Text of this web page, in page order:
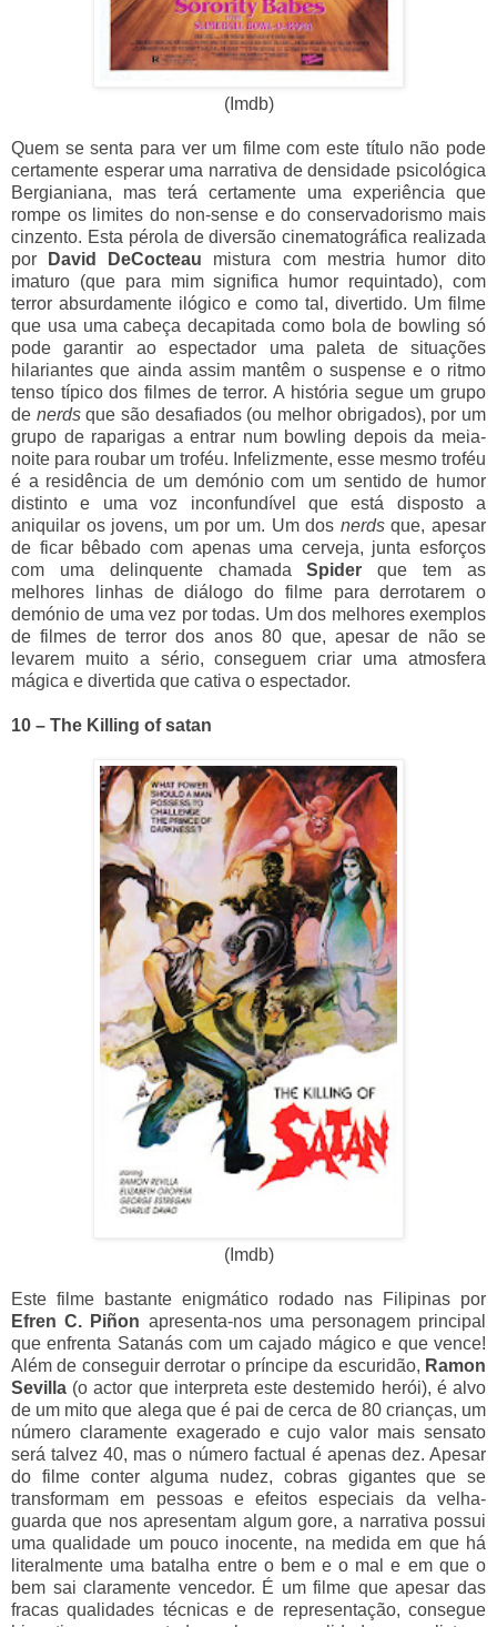
(Imdb)
Quem se senta para ver um filme com este título não pode
certamente esperar uma narrativa de densidade psicológica
Bergianiana, mas terá certamente uma experiência que
rompe os limites do non-sense e do conservadorismo mais
cinzento. Esta pérola de diversão cinematográfica realizada
por
David DeCocteau mistura com mestria humor dito
imaturo (que para mim significa humor requintado), com
terror absurdamente ilógico e como tal, divertido. Um filme
que usa uma cabeça decapitada como bola de bowling só
pode garantir ao espectador uma paleta de situações
hilariantes que ainda assim mantêm o suspense e o ritmo
tenso típico dos filmes de terror. A história segue um grupo
de nerdsque são desafiados (ou melhor obrigados), por um
grupo de raparigas a entrar num bowling depois da meia-
noite para roubar um troféu. Infelizmente, esse mesmo troféu
é a residência de um demónio com um sentido de humor
distinto e uma voz inconfundível que está disposto a
aniquilar os jovens, um por um. Um dos nerdsque, apesar
de ficar bêbado com apenas uma cerveja, junta esforços
com uma delinquente chamadaSpider que tem as
melhores linhas de diálogo do filme para derrotarem o
demónio de uma vez por todas. Um dos melhores exemplos
de filmes de terror dos anos 80 que, apesar de não se
levarem muito a sério, conseguem criar uma atmosfera
mágica e divertida que cativa o espectador.
10 – The Killing of satan
(Imdb)
Este filme bastante enigmático rodado nas Filipinas por
Efren C. Piñon apresenta-nos uma personagem principal
que enfrenta Satanás com um cajado mágico e que vence!
Além de conseguir derrotar o príncipe da escuridão, Ramon
Sevilla (o actor que interpreta este destemido herói), é alvo
de um mito que alega que é pai de cerca de 80 crianças, um
número claramente exagerado e cujo valor mais sensato
será talvez 40, mas o número factual é apenas dez. Apesar
do filme conter alguma nudez, cobras gigantes que se
transformam em pessoas e efeitos especiais da velha-
guarda que nos apresentam algum gore, a narrativa possui
uma qualidade um pouco inocente, na medida em que há
literalmente uma batalha entre o bem e o mal e em que o
bem sai claramente vencedor. É um filme que apesar das
fracas qualidades técnicas e de representação, consegue